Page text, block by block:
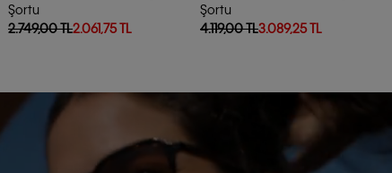
Şortu
2.749,00 TL2.061,75 TL
Şortu
4.119,00 TL3.089,25 TL